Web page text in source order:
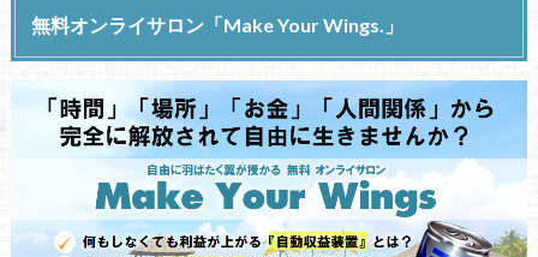
無料オンライサロン「Make Your Wings.」